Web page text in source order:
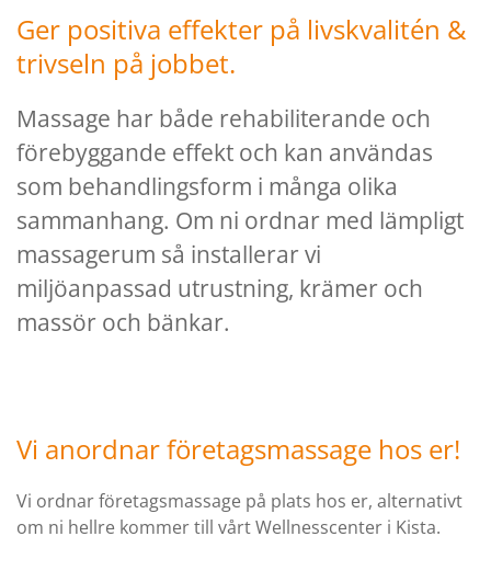
Ger positiva effekter på livskvalitén &
trivseln på jobbet.
Massage har både rehabiliterande och
förebyggande effekt och kan användas
som behandlingsform i många olika
sammanhang. Om ni ordnar med lämpligt
massagerum så installerar vi
miljöanpassad utrustning, krämer och
massör och bänkar.
Vi anordnar företagsmassage hos er!
Vi ordnar företagsmassage på plats hos er, alternativt
om ni hellre kommer till vårt Wellnesscenter i Kista.